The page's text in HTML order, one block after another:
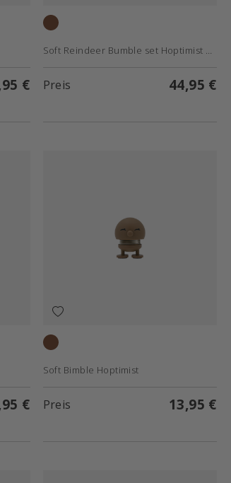
€
Soft Reindeer Bumble set Hoptimist 2 Stck.
Preis 44,95 €
€
Soft Bimble Hoptimist
Preis 13,95 €